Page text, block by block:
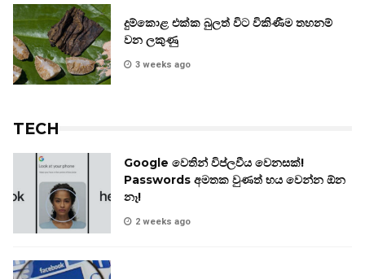
දුම්කොළ එක්ක බුලත් විට විකිණීම තහනම්
වන ලකුණු
3 weeks ago
TECH
Google වෙතින් විප්ලවීය වෙනසක්!
Passwords අමතක වුණත් භය වෙන්න ඕන
නෑ!
2 weeks ago